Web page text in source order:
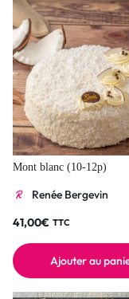
Mont blanc (10-12p)
Renée Bergevin
41,00€ TTC
Ajouter au